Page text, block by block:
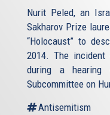
Nurit Peled, an
Sakharov Prize
“Holocaust” to
2014. The incident
during a hearing
Subcommittee on
Antisemitism